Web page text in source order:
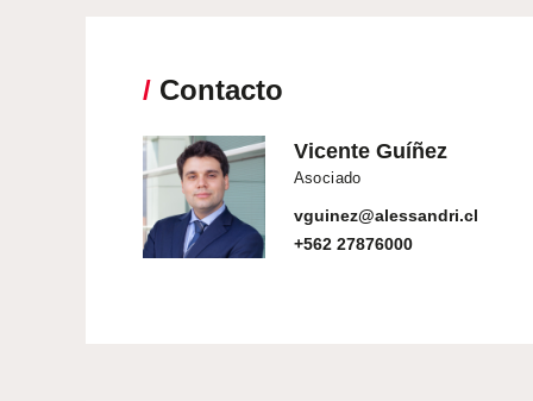
/ Contacto
Vicente Guíñez
Asociado
vguinez@alessandri.cl
+562 27876000